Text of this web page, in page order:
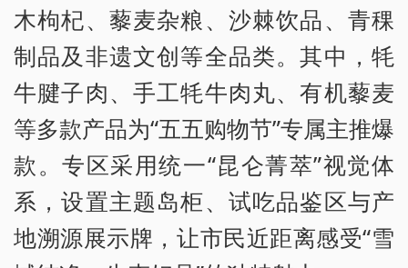
木枸杞、藜麦杂粮、沙棘饮品、青稞
制品及非遗文创等全品类。其中，牦
牛腱子肉、手工牦牛肉丸、有机藜麦
等多款产品为“五五购物节”专属主推爆
款。专区采用统一“昆仑菁萃”视觉体
系，设置主题岛柜、试吃品鉴区与产
地溯源展示牌，让市民近距离感受“雪